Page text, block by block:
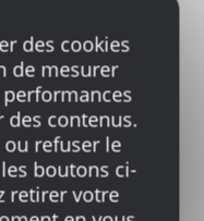
des cookies
de mesurer
performances
des contenus.
refuser le
boutons ci-
retirer votre